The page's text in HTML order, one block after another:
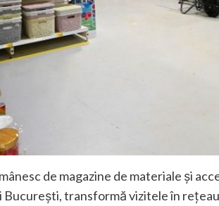
de magazine de materiale și
București, transformă vizitele în